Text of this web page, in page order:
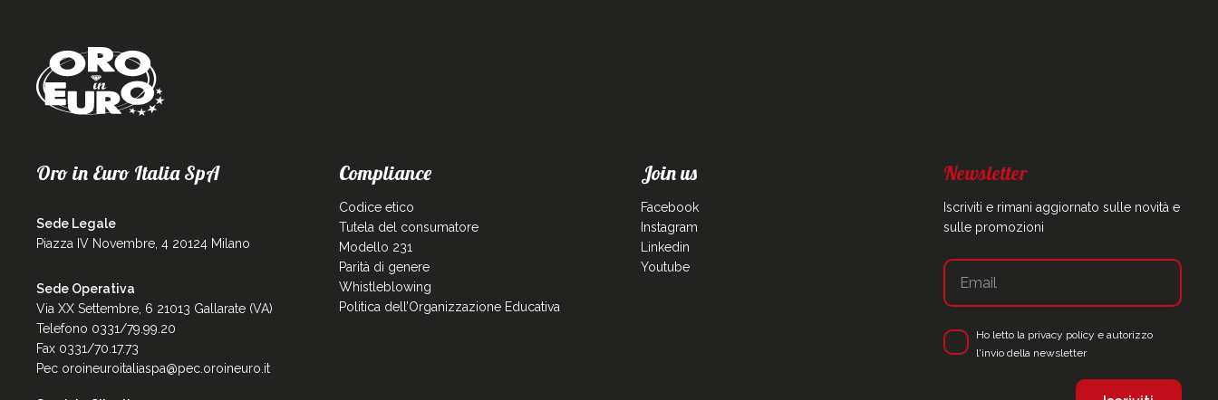
Oro in Euro Italia SpA
Sede Legale
Piazza IV Novembre, 4 20124 Milano
Sede Operativa
Via XX Settembre, 6 21013 Gallarate (VA)
Telefono 0331/79.99.20
Fax 0331/70.17.73
Pec oroineuroitaliaspa@pec.oroineuro.it
Compliance
Codice etico
Tutela del consumatore
Modello 231
Parità di genere
Whistleblowing
Politica dell’Organizzazione Educativa
Join us
Facebook
Instagram
Linkedin
Youtube
Newsletter
Iscriviti e rimani aggiornato sulle novità e
sulle promozioni
Ho letto la privacy policy e autorizzo
l'invio della newsletter